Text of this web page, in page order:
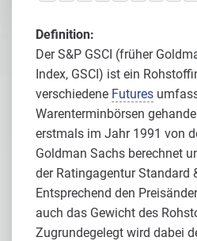
Definition:
Der S&P GSCI (früher
Index, GSCI) ist ein
verschiedene Futures
Warenterminbörsen
erstmals im Jahr 1991 von
Goldman Sachs berechnet
der Ratingagentur Standard
Entsprechend den
auch das Gewicht des
Zugrundegelegt wird dabei